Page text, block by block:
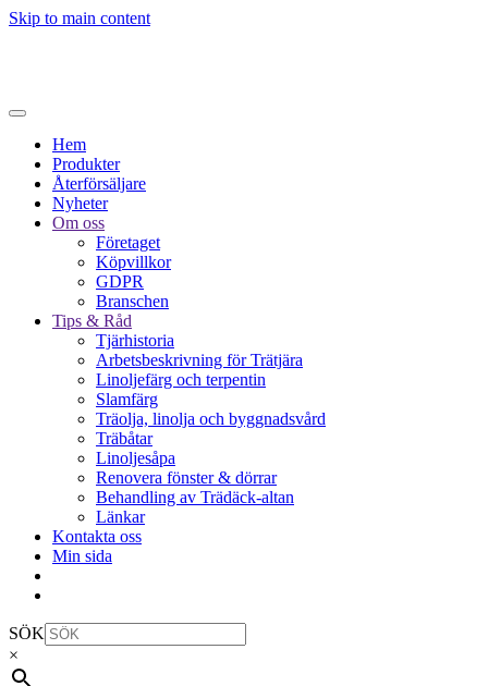
Skip to main content
Hem
Produkter
Återförsäljare
Nyheter
Om oss
Företaget
Köpvillkor
GDPR
Branschen
Tips & Råd
Tjärhistoria
Arbetsbeskrivning för Trätjära
Linoljefärg och terpentin
Slamfärg
Träolja, linolja och byggnadsvård
Träbåtar
Linoljesåpa
Renovera fönster & dörrar
Behandling av Trädäck-altan
Länkar
Kontakta oss
Min sida
SÖK
×